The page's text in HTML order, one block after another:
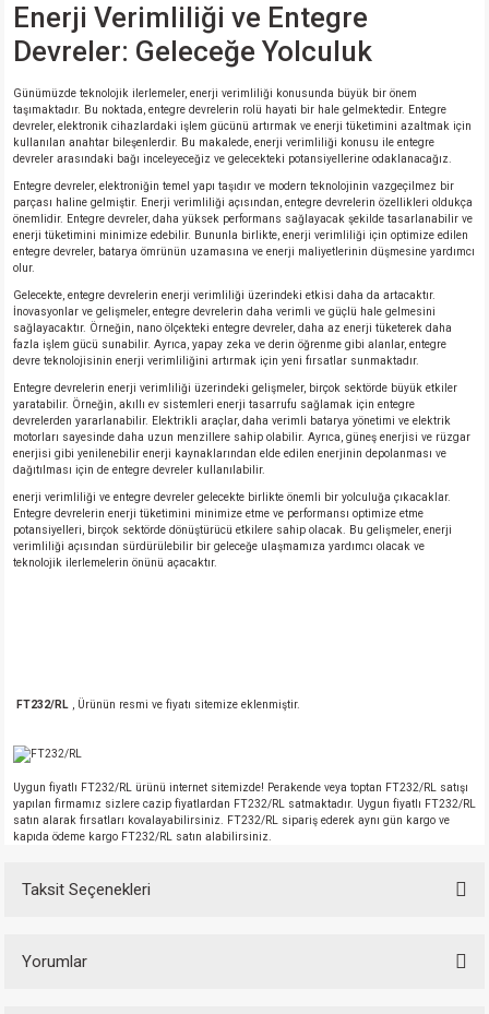
Enerji Verimliliği ve Entegre
Devreler: Geleceğe Yolculuk
Günümüzde teknolojik ilerlemeler, enerji verimliliği konusunda büyük bir önem
taşımaktadır. Bu noktada, entegre devrelerin rolü hayati bir hale gelmektedir. Entegre
devreler, elektronik cihazlardaki işlem gücünü artırmak ve enerji tüketimini azaltmak için
kullanılan anahtar bileşenlerdir. Bu makalede, enerji verimliliği konusu ile entegre
devreler arasındaki bağı inceleyeceğiz ve gelecekteki potansiyellerine odaklanacağız.
Entegre devreler, elektroniğin temel yapı taşıdır ve modern teknolojinin vazgeçilmez bir
parçası haline gelmiştir. Enerji verimliliği açısından, entegre devrelerin özellikleri oldukça
önemlidir. Entegre devreler, daha yüksek performans sağlayacak şekilde tasarlanabilir ve
enerji tüketimini minimize edebilir. Bununla birlikte, enerji verimliliği için optimize edilen
entegre devreler, batarya ömrünün uzamasına ve enerji maliyetlerinin düşmesine yardımcı
olur.
Gelecekte, entegre devrelerin enerji verimliliği üzerindeki etkisi daha da artacaktır.
İnovasyonlar ve gelişmeler, entegre devrelerin daha verimli ve güçlü hale gelmesini
sağlayacaktır. Örneğin, nano ölçekteki entegre devreler, daha az enerji tüketerek daha
fazla işlem gücü sunabilir. Ayrıca, yapay zeka ve derin öğrenme gibi alanlar, entegre
devre teknolojisinin enerji verimliliğini artırmak için yeni fırsatlar sunmaktadır.
Entegre devrelerin enerji verimliliği üzerindeki gelişmeler, birçok sektörde büyük etkiler
yaratabilir. Örneğin, akıllı ev sistemleri enerji tasarrufu sağlamak için entegre
devrelerden yararlanabilir. Elektrikli araçlar, daha verimli batarya yönetimi ve elektrik
motorları sayesinde daha uzun menzillere sahip olabilir. Ayrıca, güneş enerjisi ve rüzgar
enerjisi gibi yenilenebilir enerji kaynaklarından elde edilen enerjinin depolanması ve
dağıtılması için de entegre devreler kullanılabilir.
enerji verimliliği ve entegre devreler gelecekte birlikte önemli bir yolculuğa çıkacaklar.
Entegre devrelerin enerji tüketimini minimize etme ve performansı optimize etme
potansiyelleri, birçok sektörde dönüştürücü etkilere sahip olacak. Bu gelişmeler, enerji
verimliliği açısından sürdürülebilir bir geleceğe ulaşmamıza yardımcı olacak ve
teknolojik ilerlemelerin önünü açacaktır.
FT232/RL , Ürünün resmi ve fiyatı sitemize eklenmiştir.
Uygun fiyatlı FT232/RL ürünü internet sitemizde! Perakende veya toptan FT232/RL satışı
yapılan firmamız sizlere cazip fiyatlardan FT232/RL satmaktadır. Uygun fiyatlı FT232/RL
satın alarak fırsatları kovalayabilirsiniz. FT232/RL sipariş ederek aynı gün kargo ve
kapıda ödeme kargo FT232/RL satın alabilirsiniz.
Taksit Seçenekleri
Yorumlar